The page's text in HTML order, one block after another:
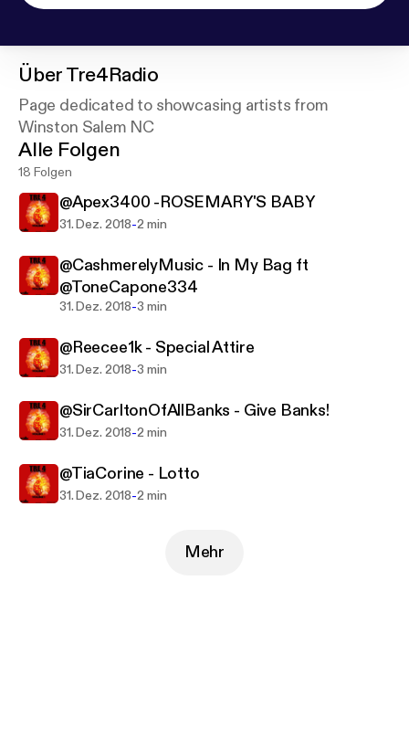
ÜberTre4Radio
Page dedicated to showcasing artists from
Winston Salem NC
Alle Folgen
18 Folgen
@Apex3400 -ROSEMARY'S BABY
31. Dez. 2018-2 min
@CashmerelyMusic - In My Bag ft
@ToneCapone334
31. Dez. 2018-3 min
@Reecee1k - Special Attire
31. Dez. 2018-3 min
@SirCarltonOfAllBanks - Give Banks!
31. Dez. 2018-2 min
@TiaCorine - Lotto
31. Dez. 2018-2 min
Mehr